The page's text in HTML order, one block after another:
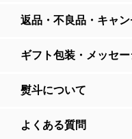
返品・不良品・キャ
ギフト包装・メッセ
熨斗について
よくある質問